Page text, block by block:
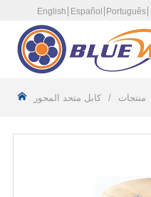
English Español Português
منتجات / كابل متحد المحور